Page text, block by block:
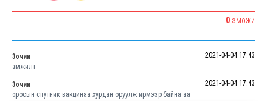
0 ЭМОЖИ
Зочин
2021-04-04 17:43
амжилт
Зочин
2021-04-04 17:43
оросын спутник вакцинаа хурдан оруулж ирмээр байна аа